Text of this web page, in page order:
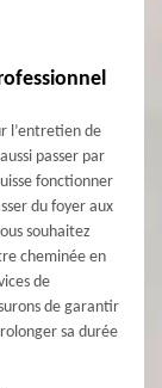
l’entretien de
passer par
fonctionner
du foyer aux
souhaitez
cheminée en
de
de garantir
sa durée